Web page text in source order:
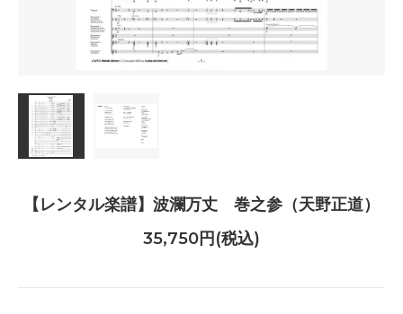
【レンタル楽譜】波瀾万丈 巻之参（天野正道）
35,750円(税込)